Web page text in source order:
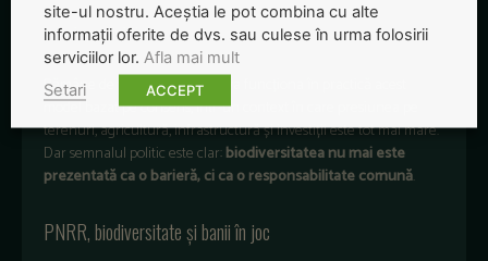
a mai spus ministra.
Rămâne de văzut cât de ușor va funcționa în practică acest
model bazat pe consens, într-un context în care presiunea pe
terenuri, agricultură, infrastructură și investiții este tot mai mare.
Dar semnalul politic este clar:biodiversitatea nu mai este
prezentată ca o barieră, ci ca o responsabilitate comună.
PNRR, biodiversitate și banii în joc
site-ul nostru. Aceștia le pot combina cu alte
informații oferite de dvs. sau culese în urma folosirii
serviciilor lor. Afla mai mult
Setari
ACCEPT